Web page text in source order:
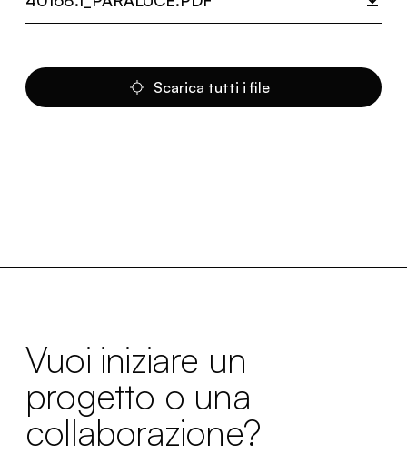
Scarica tutti i file
Vuoi iniziare un
progetto o una
collaborazione?